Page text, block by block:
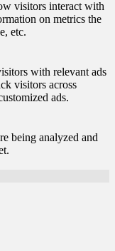
visitors interact with
on metrics the
etc.
with relevant ads
visitors across
ads.
being analyzed and